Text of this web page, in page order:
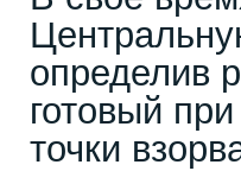
определив
готовый
точки